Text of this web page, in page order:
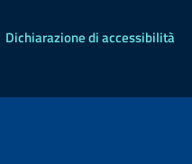
Dichiarazione di accessibilità